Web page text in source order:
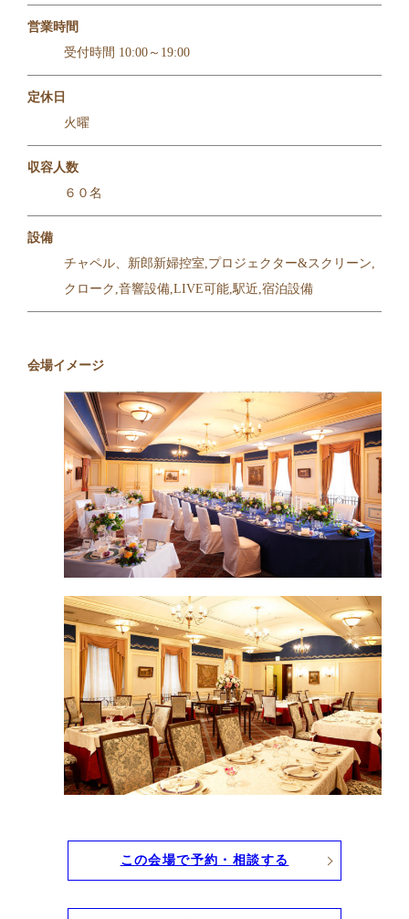
営業時間
受付時間 10:00～19:00
定休日
火曜
収容人数
６０名
設備
チャペル、新郎新婦控室,プロジェクター&スクリーン,
クローク,音響設備,LIVE可能,駅近,宿泊設備
会場イメージ
この会場で予約・相談する